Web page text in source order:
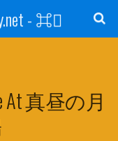
- ⌘
At 真昼の月